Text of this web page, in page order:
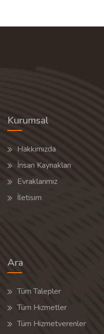
Kurumsal
Hakkımızda
İnsan Kaynakları
Evraklarımız
İletisim
Ara
Tüm Talepler
Tüm Hizmetler
Tüm Hizmetverenler